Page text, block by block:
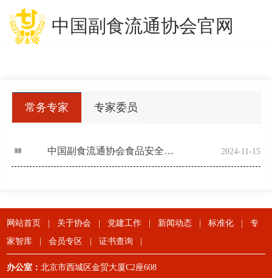
中国副食流通协会官网
常务专家 专家委员
中国副食流通协会食品安全与信息追溯分会专家委员会 2024-11-15
网站首页 关于协会 党建工作 新闻动态 标准化
专
家智库
会员专区 证书查询
办公室：北京市西城区金贸大厦C2座608